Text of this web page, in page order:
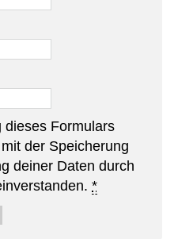
dieses Formulars
der Speicherung
deiner Daten durch
*